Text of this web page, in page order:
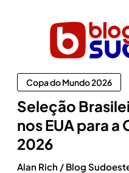
Copa do Mundo 2026
Seleção
nos EUA para
2026
Alan Rich / Blog